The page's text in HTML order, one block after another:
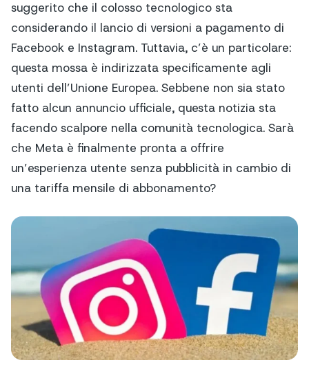
suggerito che il colosso tecnologico sta
considerando il lancio di versioni a pagamento di
Facebook e Instagram. Tuttavia, c’è un particolare:
questa mossa è indirizzata specificamente agli
utenti dell’Unione Europea. Sebbene non sia stato
fatto alcun annuncio ufficiale, questa notizia sta
facendo scalpore nella comunità tecnologica. Sarà
che Meta è finalmente pronta a offrire
un’esperienza utente senza pubblicità in cambio di
una tariffa mensile di abbonamento?